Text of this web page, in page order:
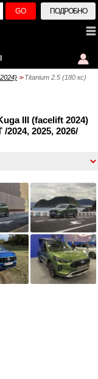
GO ПОДРОБНО
>> Titanium 2.5 (180 кс)
III (facelift 2024)
2024, 2025, 2026/